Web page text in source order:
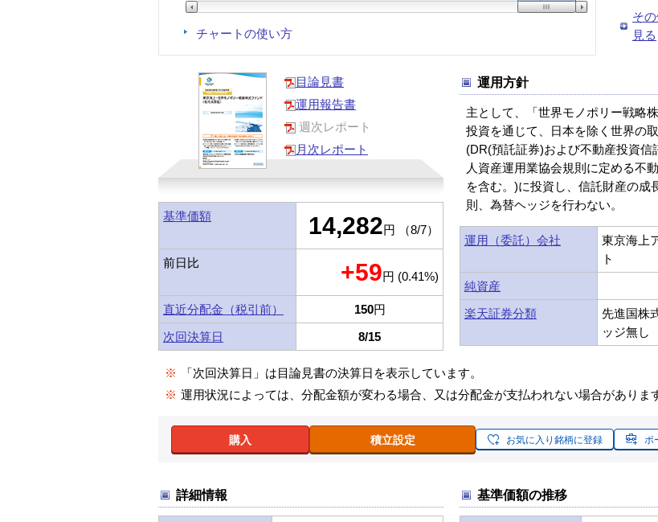
チャートの使い方
そ
見る
目論見書
運用報告書
週次レポート
月次レポート
基準価額 14,282円 （8/7）
前日比 +59円 (0.41%)
直近分配金（税引前） 150円
次回決算日
8/15
運用方針
主として、「世界モノポリー戦略
投資を通じて、日本を除く世界の
(DR(預託証券)および不動産投資信
人資産運用業協会規則に定める不
を含む。)に投資し、信託財産の成
則、為替ヘッジを行わない。
運用（委託）会社
東京海上
ト
純資産
楽天証券分類
先進国株
ッジ無し
※
「次回決算日」は目論見書の決算日を表示しています。
※ 運用状況によっては、分配金額が変わる場合、又は分配金が支払われない場合がありま
購入 積立設定 お気に入り銘柄に登録 ポ
詳細情報 基準価額の推移